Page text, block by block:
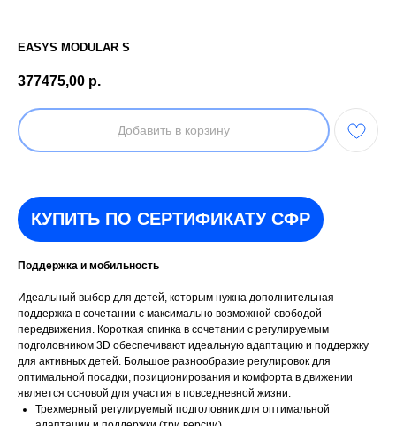
EASYS MODULAR S
377475,00 р.
Добавить в корзину
КУПИТЬ ПО СЕРТИФИКАТУ СФР
Поддержка и мобильность
Идеальный выбор для детей, которым нужна дополнительная
поддержка в сочетании с максимально возможной свободой
передвижения. Короткая спинка в сочетании с регулируемым
подголовником 3D обеспечивают идеальную адаптацию и поддержку
для активных детей. Большое разнообразие регулировок для
оптимальной посадки, позиционирования и комфорта в движении
является основой для участия в повседневной жизни.
Трехмерный регулируемый подголовник для оптимальной